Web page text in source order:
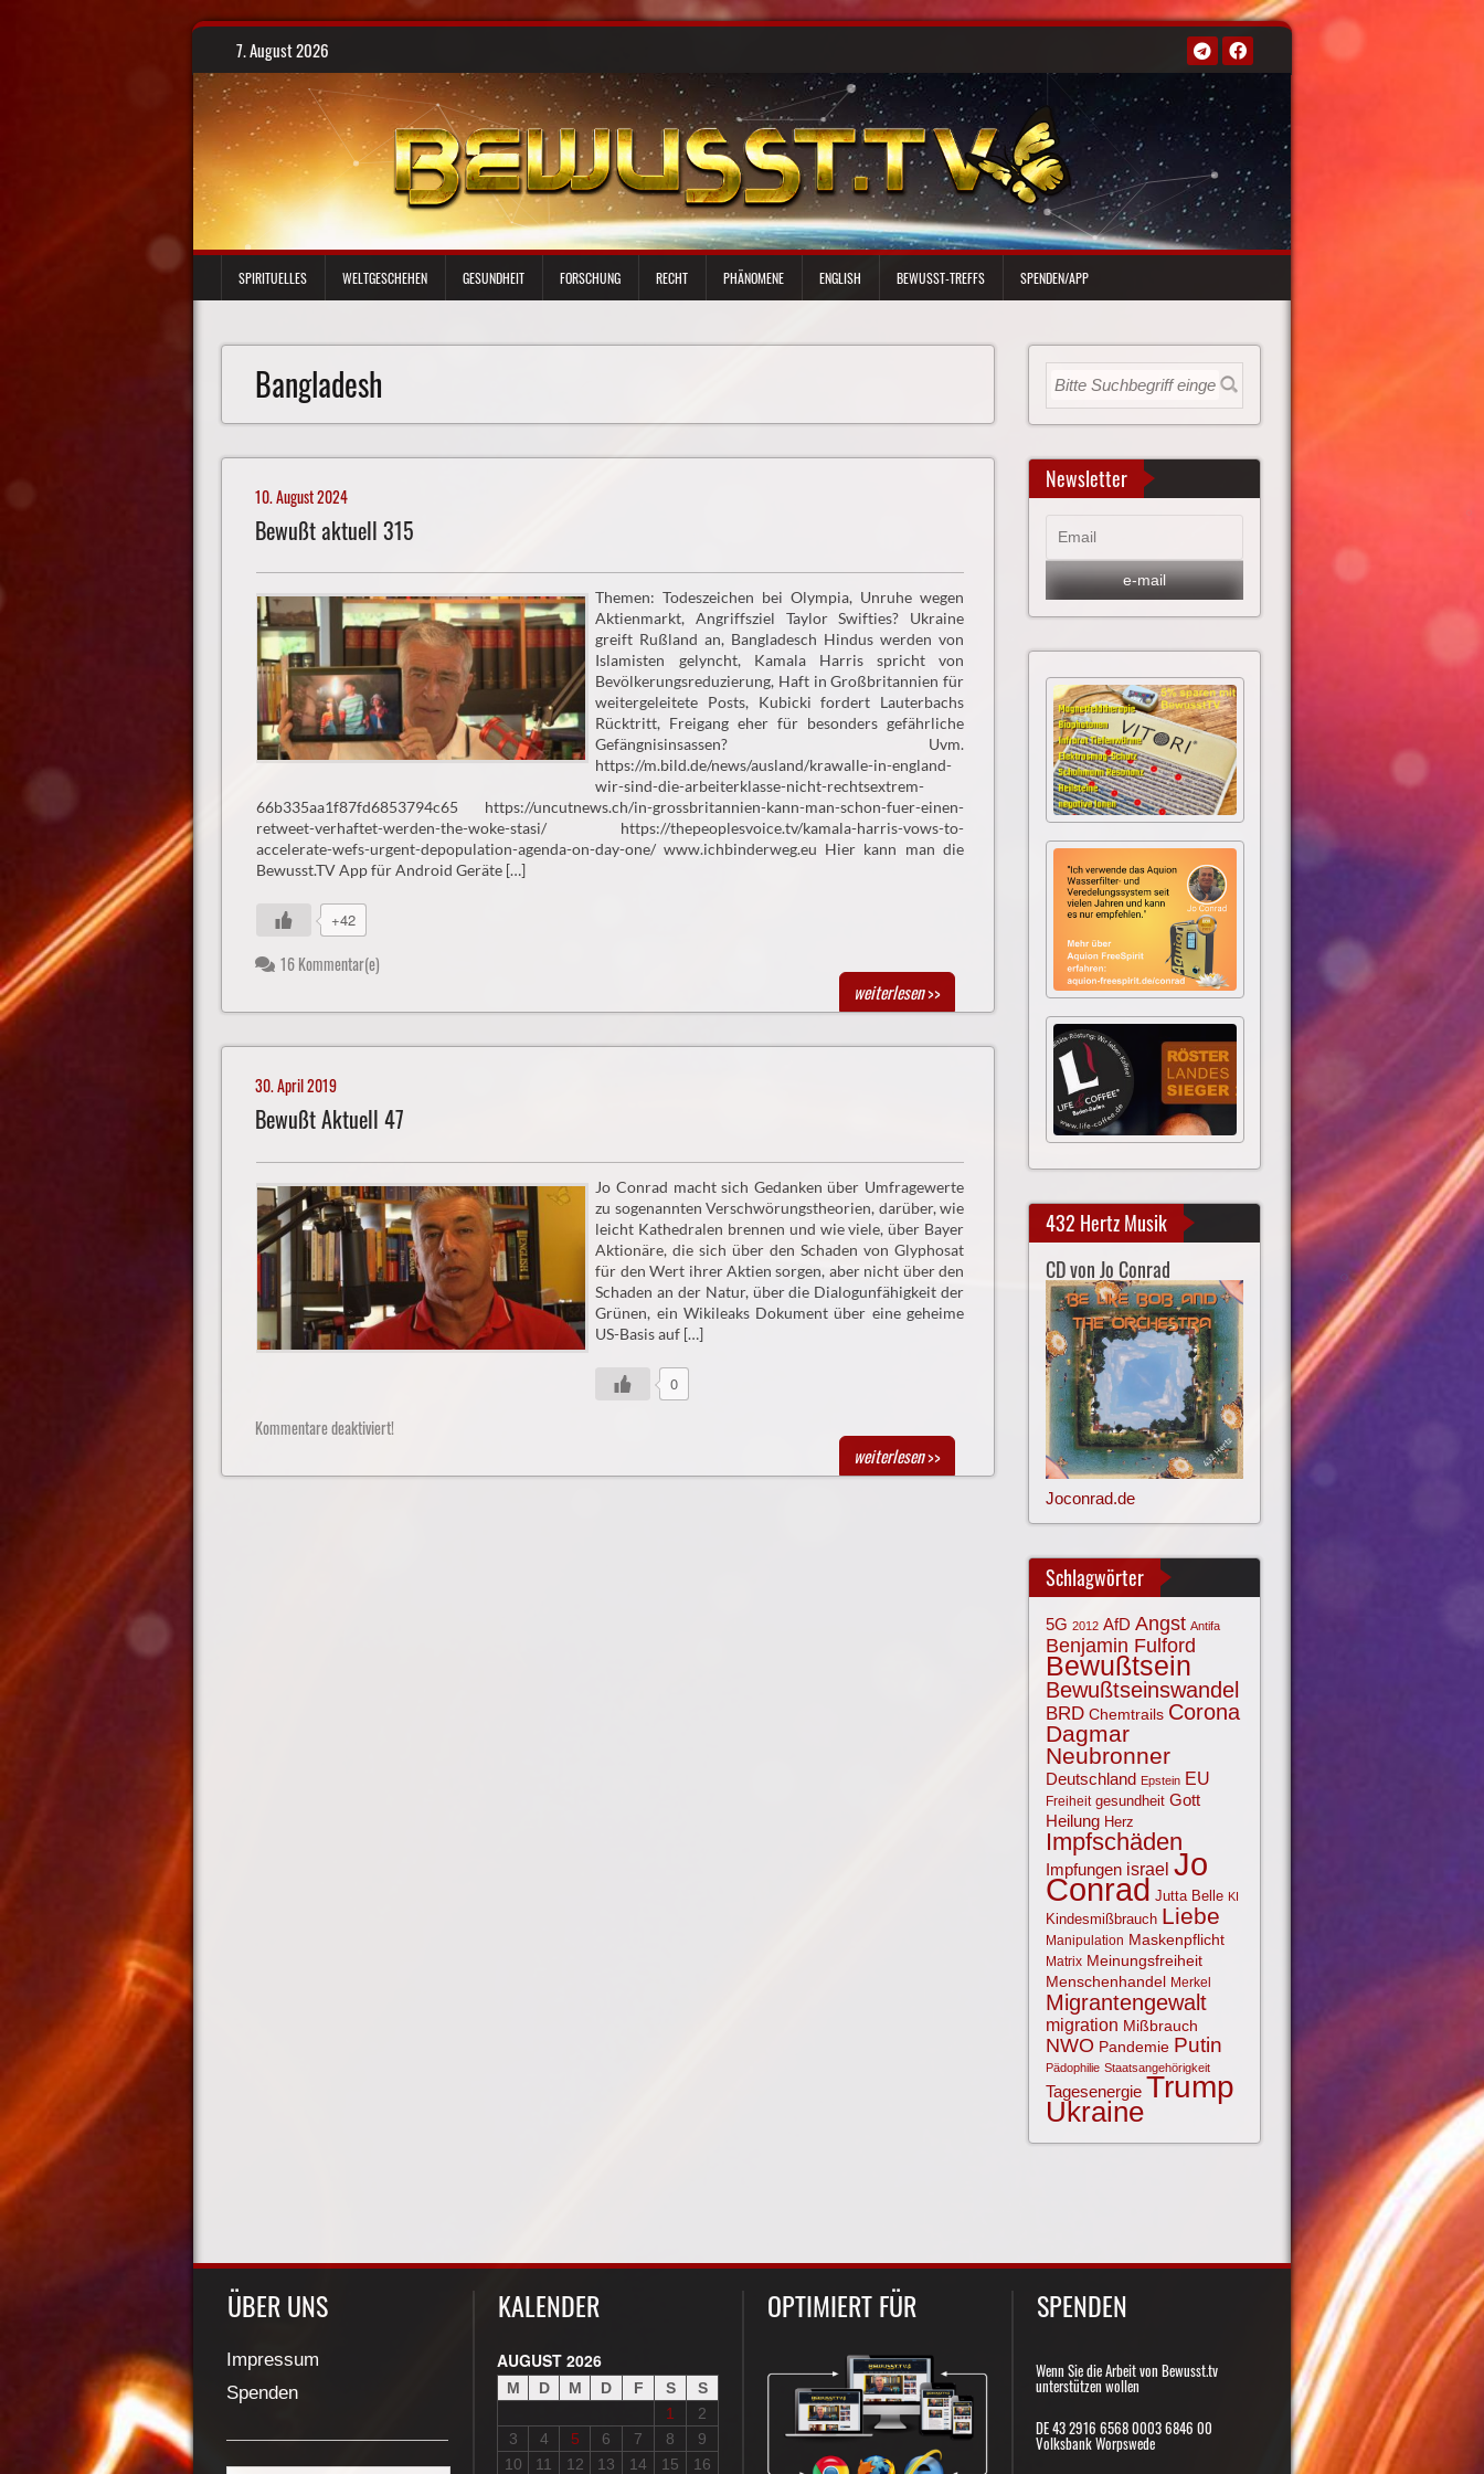
Skip
content
7. August 2026
SPIRITUELLES WELTGESCHEHEN GESUNDHEIT FORSCHUNG RECHT PHÄNOMENE ENGLISH BEWUSST-TREFFS SPENDEN/APP
Bangladesh
10. August 2024
Bewußt aktuell 315
Themen: Todeszeichen bei Olympia, Unruhe wegen
Aktienmarkt, Angriffsziel Taylor Swifties? Ukraine
greift Rußland an, Bangladesch Hindus werden von
Islamisten gelyncht, Kamala Harris spricht von
Bevölkerungsreduzierung, Haft in Großbritannien für
weitergeleitete Posts, Kubicki fordert Lauterbachs
Rücktritt, Freigang eher für besonders gefährliche
Gefängnisinsassen? Uvm.
https://m.bild.de/news/ausland/krawalle-in-england-
wir-sind-die-arbeiterklasse-nicht-rechtsextrem-
66b335aa1f87fd6853794c65 https://uncutnews.ch/in-grossbritannien-kann-man-schon-fuer-einen-
retweet-verhaftet-werden-the-woke-stasi/ https://thepeoplesvoice.tv/kamala-harris-vows-to-
accelerate-wefs-urgent-depopulation-agenda-on-day-one/ www.ichbinderweg.eu Hier kann man die
Bewusst.TV App für Android Geräte […]
+42
16 Kommentar(e)
weiterlesen>>
30. April 2019
Bewußt Aktuell 47
Jo Conrad macht sich Gedanken über Umfragewerte
zu sogenannten Verschwörungstheorien, darüber, wie
leicht Kathedralen brennen und wie viele, über Bayer
Aktionäre, die sich über den Schaden von Glyphosat
für den Wert ihrer Aktien sorgen, aber nicht über den
Schaden an der Natur, über die Dialogunfähigkeit der
Grünen, ein Wikileaks Dokument über eine geheime
US-Basis auf […]
0
Kommentare deaktiviert!
weiterlesen>>
Newsletter
432 Hertz Musik
CD von Jo Conrad
Joconrad.de
Schlagwörter
5G 2012 AfD Angst Antifa
Benjamin Fulford
Bewußtsein
Bewußtseinswandel
BRD Chemtrails Corona
Dagmar
Neubronner
Deutschland Epstein EU
Freiheit gesundheit Gott
Heilung Herz
Impfschäden
Impfungen israel Jo
Conrad Jutta Belle KI
Kindesmißbrauch Liebe
Manipulation Maskenpflicht
Matrix Meinungsfreiheit
Menschenhandel Merkel
Migrantengewalt
migration Mißbrauch
NWO Pandemie Putin
Pädophilie Staatsangehörigkeit
Tagesenergie Trump
Ukraine
ÜBER UNS
Impressum
Spenden
KALENDER
AUGUST 2026
M D M D F S
S
1
2
3
4 5 6 7 8
9
10
11 12 13 14 15 16
OPTIMIERT FÜR SPENDEN
Wenn Sie die Arbeit von Bewusst.tv
unterstützen wollen
DE 43 2916 6568 0003 6846 00
Volksbank Worpswede